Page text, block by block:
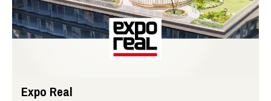
Expo Real